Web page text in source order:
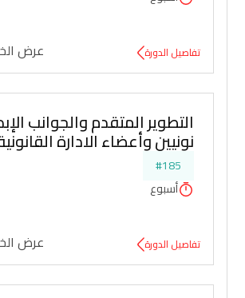
تفاصيل الدورة عرض
التطوير المتقدم والجوانب
نونيين وأعضاء الادارة
#185
أسبوع
تفاصيل الدورة عرض